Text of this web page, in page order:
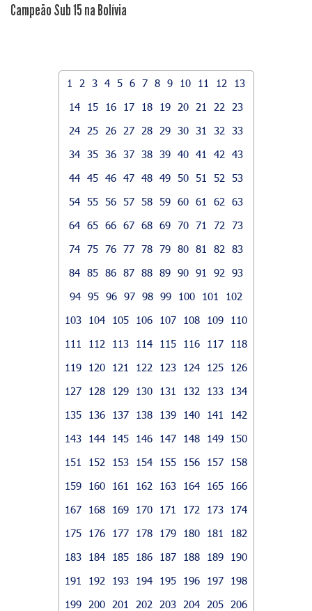
Campeão Sub 15 na Bolívia
1 2 3 4 5 6 7 8 9 10 11 12
13
14
15 16 17 18 19 20 21 22
23
24
25 26 27 28 29 30 31 32
33
34 35 36 37 38 39 40 41 42
43
44 45 46 47 48 49 50 51 52
53
54 55 56 57 58 59 60 61 62
63
64 65 66 67 68 69 70 71 72
73
74 75 76 77 78 79 80 81 82
83
84 85 86 87 88 89 90 91 92
93
94 95 96 97 98 99 100 101
102
103
104 105 106 107 108 109
110
111
112 113 114 115 116 117
118
119
120 121 122 123 124 125
126
127
128 129 130 131 132 133
134
135
136 137 138 139 140 141
142
143
144 145 146 147 148 149
150
151
152 153 154 155 156 157
158
159
160 161 162 163 164 165
166
167
168 169 170 171 172 173
174
175
176 177 178 179 180 181
182
183
184 185 186 187 188 189
190
191
192 193 194 195 196 197
198
199
200 201 202 203 204 205
206